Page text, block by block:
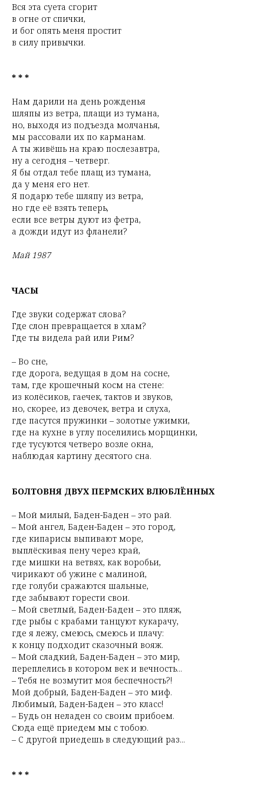
Вся эта суета сгорит
в огне от спички,
и бог опять меня простит
в силу привычки.
* * *
Нам дарили на день рожденья
шляпы из ветра, плащи из тумана,
но, выходя из подъезда молчанья,
мы рассовали их по карманам.
А ты живёшь на краю послезавтра,
ну а сегодня – четверг.
Я бы отдал тебе плащ из тумана,
да у меня его нет.
Я подарю тебе шляпу из ветра,
но где её взять теперь,
если все ветры дуют из фетра,
а дожди идут из фланели?
Май 1987
ЧАСЫ
Где звуки содержат слова?
Где слон превращается в хлам?
Где ты видела рай или Рим?
– Во сне,
где дорога, ведущая в дом на сосне,
там, где крошечный косм на стене:
из колёсиков, гаечек, тактов и звуков,
но, скорее, из девочек, ветра и слуха,
где пасутся пружинки – золотые ужимки,
где на кухне в углу поселились морщинки,
где тусуются четверо возле окна,
наблюдая картину десятого сна.
БОЛТОВНЯ ДВУХ ПЕРМСКИХ ВЛЮБЛЁННЫХ
– Мой милый, Баден-Баден – это рай.
– Мой ангел, Баден-Баден – это город,
где кипарисы выпивают море,
выплёскивая пену через край,
где мишки на ветвях, как воробьи,
чирикают об ужине с малиной,
где голуби сражаются шальные,
где забывают горести свои.
– Мой светлый, Баден-Баден – это пляж,
где рыбы с крабами танцуют кукарачу,
где я лежу, смеюсь, смеюсь и плачу:
к концу подходит сказочный вояж.
– Мой сладкий, Баден-Баден – это мир,
переплелись в котором век и вечность...
– Тебя не возмутит моя беспечность?!
Мой добрый, Баден-Баден – это миф.
Любимый, Баден-Баден – это класс!
– Будь он неладен со своим прибоем.
Сюда ещё приедем мы с тобою.
– С другой приедешь в следующий раз...
* * *